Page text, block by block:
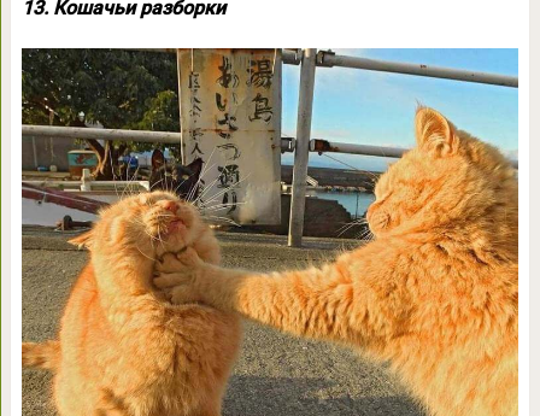
13. Кошачьи разборки